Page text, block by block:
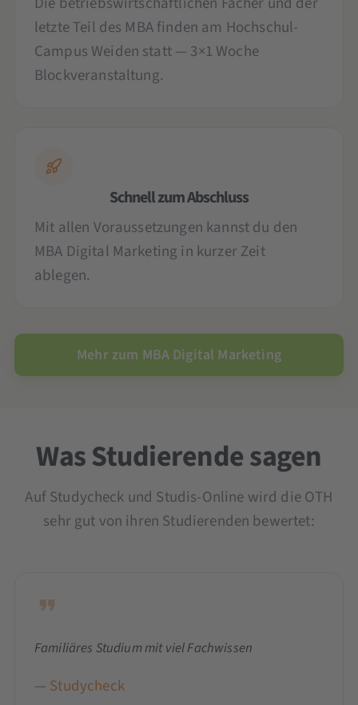
letzte Teil des MBA finden am Hochschul-
Campus Weiden statt — 3×1 Woche
Blockveranstaltung.
Schnell zum Abschluss
Mit allen Voraussetzungen kannst du den
MBA Digital Marketing in kurzer Zeit
ablegen.
Mehr zum MBA Digital Marketing
Was Studierende sagen
Auf Studycheck und Studis-Online wird die OTH
sehr gut von ihren Studierenden bewertet:
Familiäres Studium mit viel Fachwissen
— Studycheck